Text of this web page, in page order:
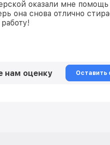
оказали мне
она снова отлично
нам оценку Оставить